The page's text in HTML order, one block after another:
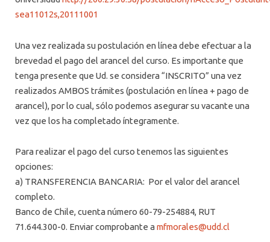
sea11012s,20111001
Una vez realizada su postulación en línea debe efectuar a la
brevedad el pago del arancel del curso. Es importante que
tenga presente que Ud. se considera “INSCRITO” una vez
realizados AMBOS trámites (postulación en línea + pago de
arancel), por lo cual, sólo podemos asegurar su vacante una
vez que los ha completado íntegramente.
Para realizar el pago del curso tenemos las siguientes
opciones:
a) TRANSFERENCIA BANCARIA: Por el valor del arancel
completo.
Banco de Chile, cuenta número 60-79-254884, RUT
71.644.300-0. Enviar comprobante a mfmorales@udd.cl